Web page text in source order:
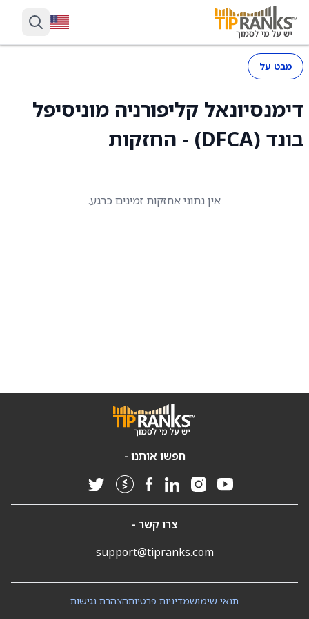
מבט על
דימנסיונאל קליפורניה מוניסיפל
בונד (DFCA) - החזקות
אין נתוני אחזקות זמינים כרגע.
חפשו אותנו -
צרו קשר -
support@tipranks.com
הצהרת נגישותמדיניות פרטיותתנאי שימוש